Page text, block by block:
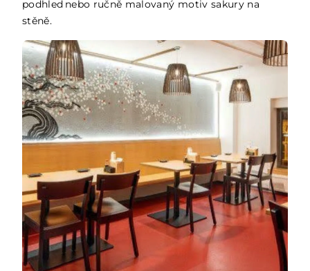
podhled nebo ručně malovaný motiv sakury na
stěně.